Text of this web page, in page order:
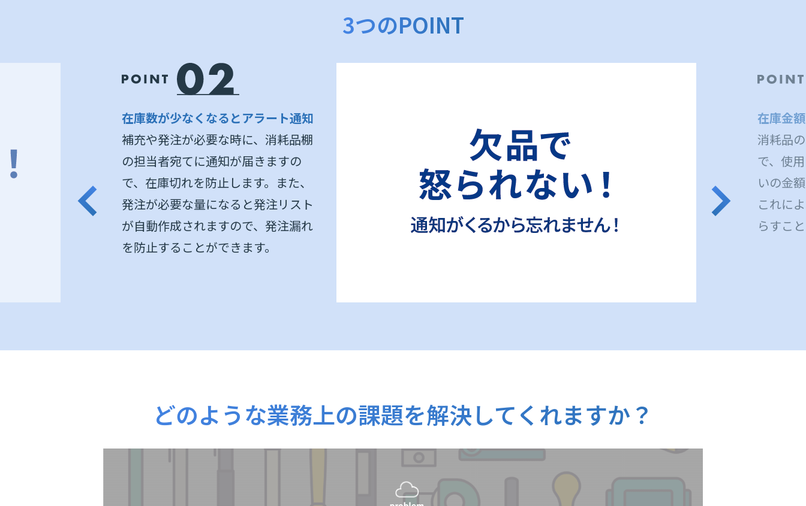
3つのPOINT
在庫数が少なくなるとアラート通知
補充や発注が必要な時に、消耗品棚
の担当者宛てに通知が届きますの
で、在庫切れを防止します。また、
発注が必要な量になると発注リスト
が自動作成されますので、発注漏れ
を防止することができます。
在庫金
消耗品
で、使
いの金
これに
らすこ
どのような業務上の課題を解決してくれますか？